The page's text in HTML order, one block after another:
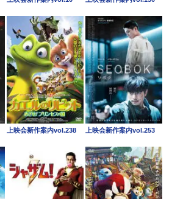
上映会新作案内vol.238 上映会新作案内vol.253